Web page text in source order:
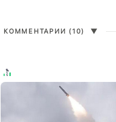
КОММЕНТАРИИ (10) ▼